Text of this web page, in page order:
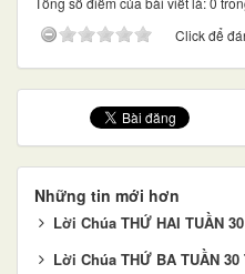
Click để
Những tin mới hơn
Lời Chúa THỨ HAI TUẦN
Lời Chúa THỨ BA TUẦN 30